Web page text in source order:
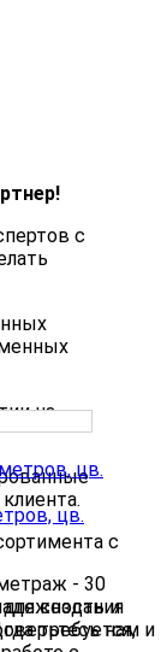
с
на
с
и
нам и
цв.
- 30
создания
требуется,